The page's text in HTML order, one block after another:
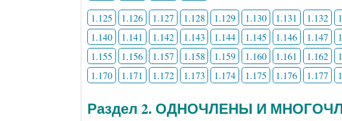
1.125
1.126 1.127 1.128 1.129 1.130 1.131 1.132
1.140
1.141 1.142 1.143 1.144 1.145 1.146 1.147
1.155
1.156 1.157 1.158 1.159 1.160 1.161 1.162
1.170
1.171 1.172 1.173 1.174 1.175 1.176 1.177
Раздел 2. ОДНОЧЛЕНЫ И